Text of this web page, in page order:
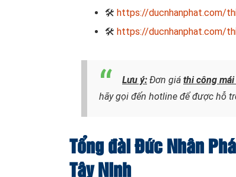
🛠 https://ducnhanphat.com/
🛠 https://ducnhanphat.com/
Lưu ý: Đơn giá thi công
hãy gọi đến hotline để được hỗ
Tổng đài Đức Nhân
Tây Ninh